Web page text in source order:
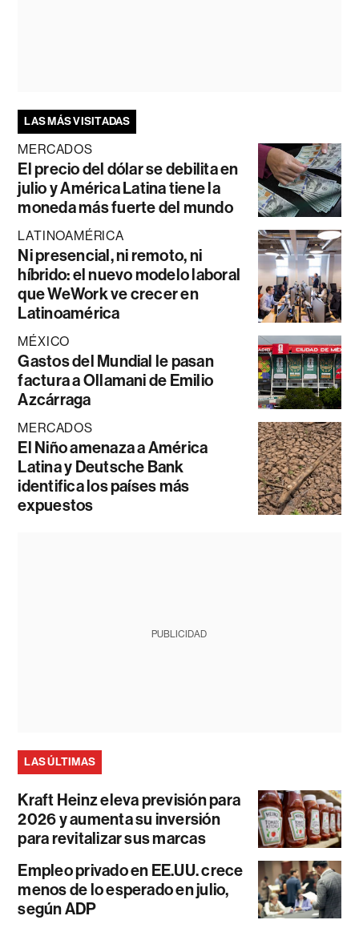
LAS MÁS VISITADAS
MERCADOS
El precio del dólar se debilita en
julio y América Latina tiene la
moneda más fuerte del mundo
LATINOAMÉRICA
Ni presencial, ni remoto, ni
híbrido: el nuevo modelo laboral
que WeWork ve crecer en
Latinoamérica
MÉXICO
Gastos del Mundial le pasan
factura a Ollamani de Emilio
Azcárraga
MERCADOS
El Niño amenaza a América
Latina y Deutsche Bank
identifica los países más
expuestos
PUBLICIDAD
LAS ÚLTIMAS
Kraft Heinz eleva previsión para
2026 y aumenta su inversión
para revitalizar sus marcas
Empleo privado en EE.UU. crece
menos de lo esperado en julio,
según ADP